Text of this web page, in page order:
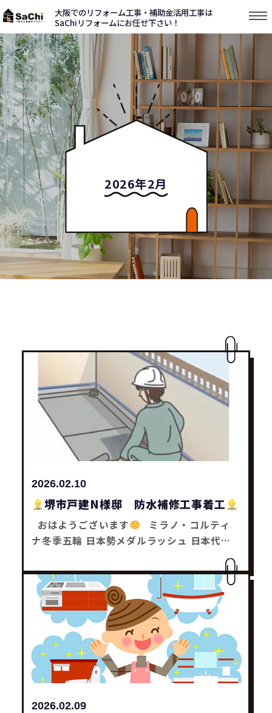
大阪でのリフォーム工事・補助金活用工事は
SaChiリフォームにお任せ下さい！
2026年2月
2026.02.10
堺市戸建N様邸 防水補修工事着工
おはようございます
ナ冬季五輪 日本勢メダルラッシュ 日本代表
戸建N様邸 防水補修工事が着工しました
工
期は2日の予定です
事はありませんかー？ どんな事でもお気軽に
ご相談下さい
それではまた～
リフォー
ム工事・補助金工事は SaChiリフォームにお
任せ下さい
2026.02.09